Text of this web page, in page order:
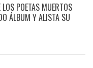
POETAS MUERTOS
ÁLBUM Y ALISTA SU